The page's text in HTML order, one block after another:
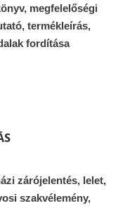
megfelelőségi
termékleírás,
fordítása
zárójelentés, lelet,
szakvélemény,